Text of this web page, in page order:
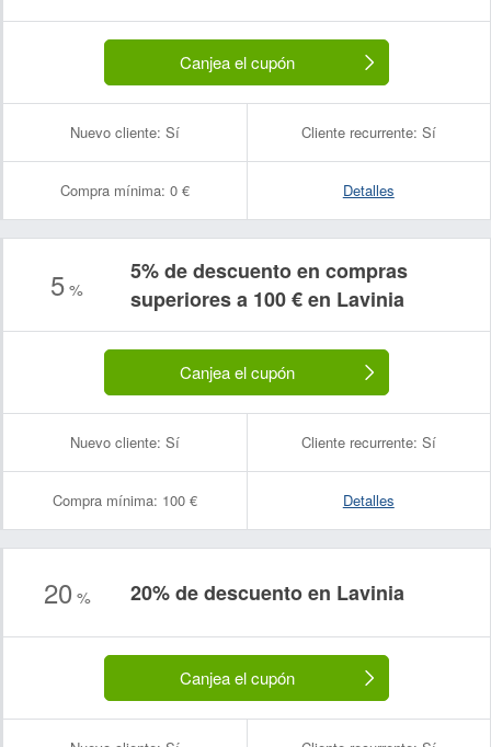
Canjea el cupón
Nuevo cliente: Sí Cliente recurrente: Sí
Compra mínima: 0 € Detalles
5%
5% de descuento en compras
superiores a 100 € en Lavinia
Canjea el cupón
Nuevo cliente: Sí Cliente recurrente: Sí
Compra mínima: 100 € Detalles
20 % 20% de descuento en Lavinia
Canjea el cupón